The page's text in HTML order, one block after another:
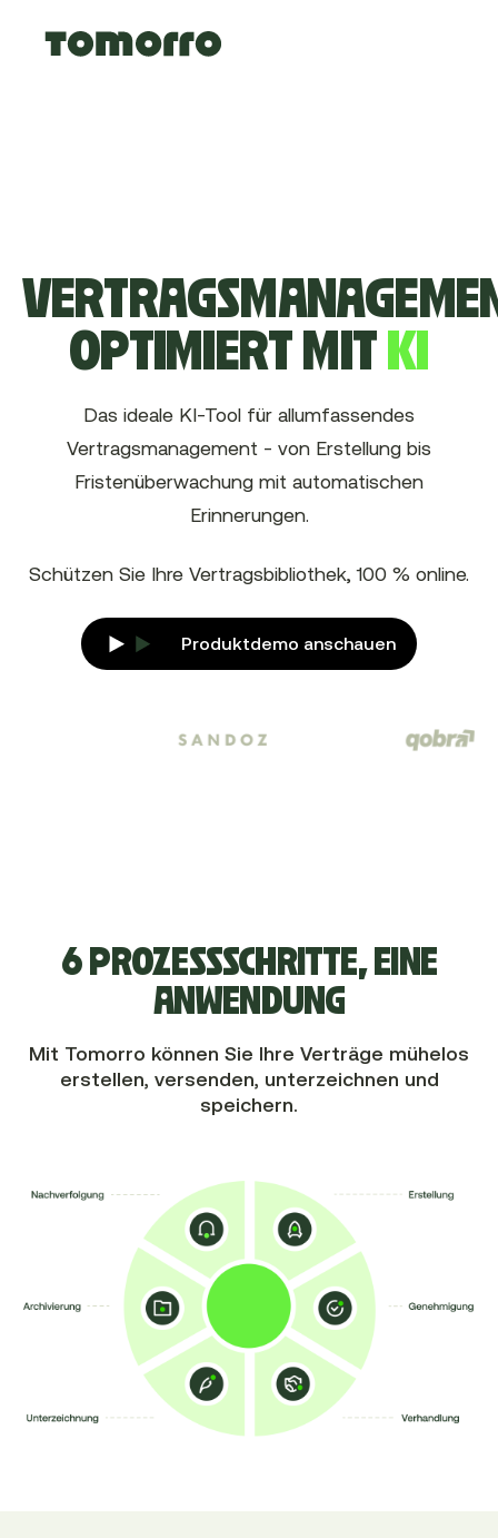
OPTIMIERT MITKI
Das ideale KI-Tool für allumfassendes
Vertragsmanagement - von Erstellung bis
Fristenüberwachung mit automatischen
Erinnerungen.
Schützen Sie Ihre Vertragsbibliothek, 100 % online.
Produktdemo anschauen
6 PROZESSSCHRITTE, EINE
ANWENDUNG
Mit Tomorro können Sie Ihre Verträge mühelos
erstellen, versenden, unterzeichnen und
speichern.